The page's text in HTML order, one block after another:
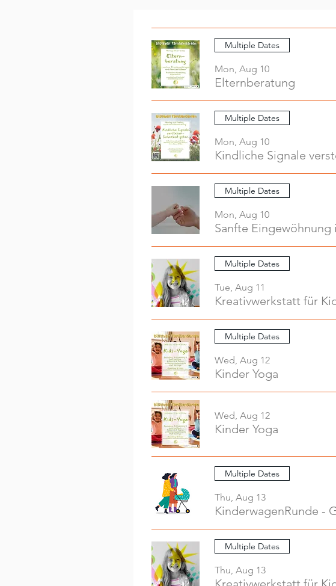
Multiple Dates
Mon, Aug 10
Elternberatung
Multiple Dates
Mon, Aug 10
Kindliche Signale
Multiple Dates
Mon, Aug 10
Sanfte
Multiple Dates
Tue, Aug 11
Multiple Dates
Wed, Aug 12
Kinder Yoga
Wed, Aug 12
Kinder Yoga
Multiple Dates
Thu, Aug 13
KinderwagenRunde -
Multiple Dates
Thu, Aug 13